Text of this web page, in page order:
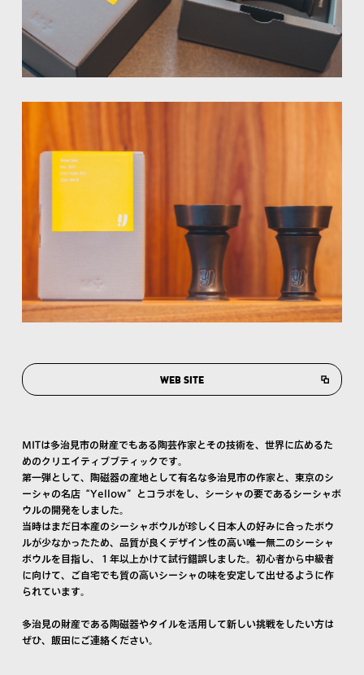
WEB SITE
MITは多治見市の財産でもある陶芸作家とその技術を、世界に広めるた
めのクリエイティブブティックです。
第一弾として、陶磁器の産地として有名な多治見市の作家と、東京のシ
ーシャの名店“Yellow”とコラボをし、シーシャの要であるシーシャボ
ウルの開発をしました。
当時はまだ日本産のシーシャボウルが珍しく日本人の好みに合ったボウ
ルが少なかったため、品質が良くデザイン性の高い唯一無二のシーシャ
ボウルを目指し、１年以上かけて試行錯誤しました。初心者から中級者
に向けて、ご自宅でも質の高いシーシャの味を安定して出せるように作
られています。
多治見の財産である陶磁器やタイルを活用して新しい挑戦をしたい方は
ぜひ、飯田にご連絡ください。